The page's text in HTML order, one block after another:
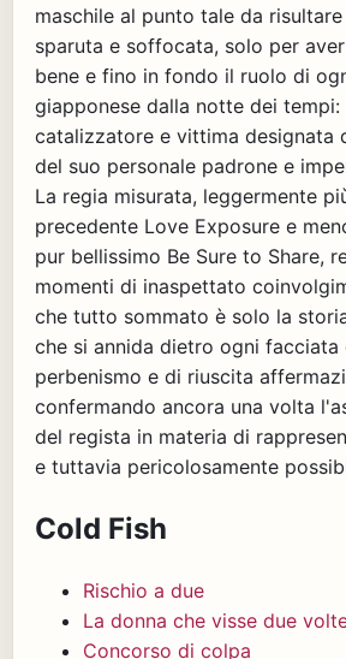
maschile al punto tale da
sparuta e soffocata, solo per
bene e fino in fondo il ruolo di
giapponese dalla notte dei tempi:
catalizzatore e vittima designata
del suo personale padrone e
La regia misurata, leggermente
precedente Love Exposure e
pur bellissimo Be Sure to Share,
momenti di inaspettato
che tutto sommato è solo la
che si annida dietro ogni facciata
perbenismo e di riuscita
confermando ancora una volta
del regista in materia di
e tuttavia pericolosamente
Cold Fish
Rischio a due
La donna che visse due
Concorso di colpa